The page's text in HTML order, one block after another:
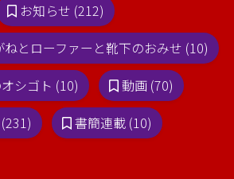
お知らせ (212)
とローファーと靴下のおみせ (10)
シゴト (10)
動画 (70)
書簡連載 (10)